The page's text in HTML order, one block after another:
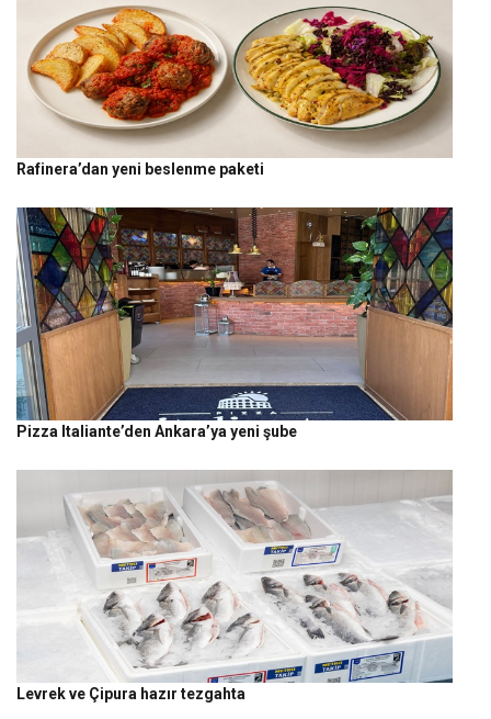
Rafinera’dan yeni beslenme paketi
Pizza Italiante’den Ankara’ya yeni şube
Levrek ve Çipura hazır tezgahta